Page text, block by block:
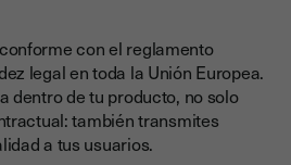
con el reglamento
legal en toda la Unión Europea.
dentro de tu producto, no solo
también transmites
a tus usuarios.